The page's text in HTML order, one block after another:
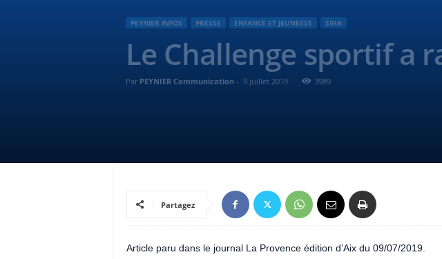
PEYNIER INFOS PRESSE ENFANCE ET JEUNESSE SIHA
Le Challenge sportif a
Par PEYNIER Communication- 9 juillet 2019 3989
Partagez
Article paru dans le journal La Provence édition d’Aix du 09/07/2019.